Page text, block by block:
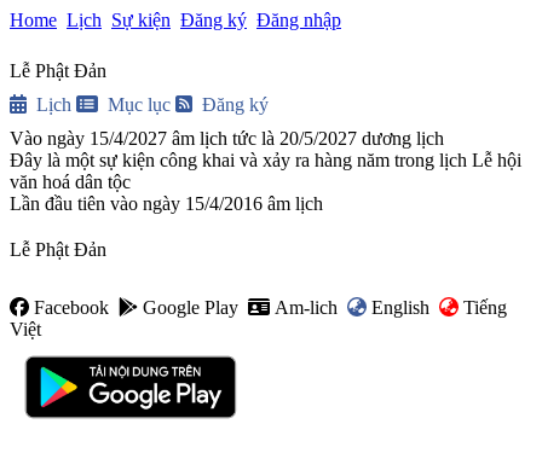
Home Lịch Sự kiện Đăng ký Đăng nhập
Lễ Phật Đản
Lịch
Mục lục
Đăng ký
Vào ngày 15/4/2027 âm lịch tức là 20/5/2027 dương lịch
Đây là một sự kiện công khai và xảy ra hàng năm trong lịch Lễ hội
văn hoá dân tộc
Lần đầu tiên vào ngày 15/4/2016 âm lịch
Lễ Phật Đản
Facebook Google Play Am-lich English
Tiếng
Việt